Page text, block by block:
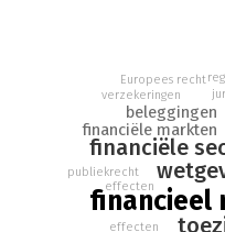
voorbeelden steeds
activiteiten worden
gereguleerd. Steeds wordt
de nodige concrete
rechtspraak en enkele
lezers die dat willen verder
In dit leerboek is gekozen
financieel
financiële
financiële markten
beleggingen
effecten
effecten
publiekrecht
verzekeringen
Europees recht